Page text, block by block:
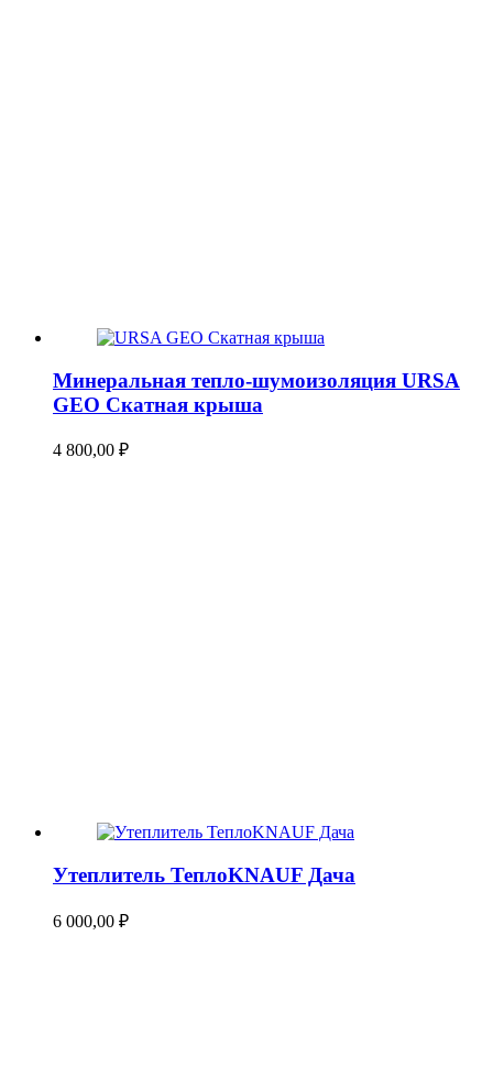
Минеральная тепло-шумоизоляция URSA
GEO Скатная крыша
4 800,00 ₽
Утеплитель ТеплоKNAUF Дача
6 000,00 ₽